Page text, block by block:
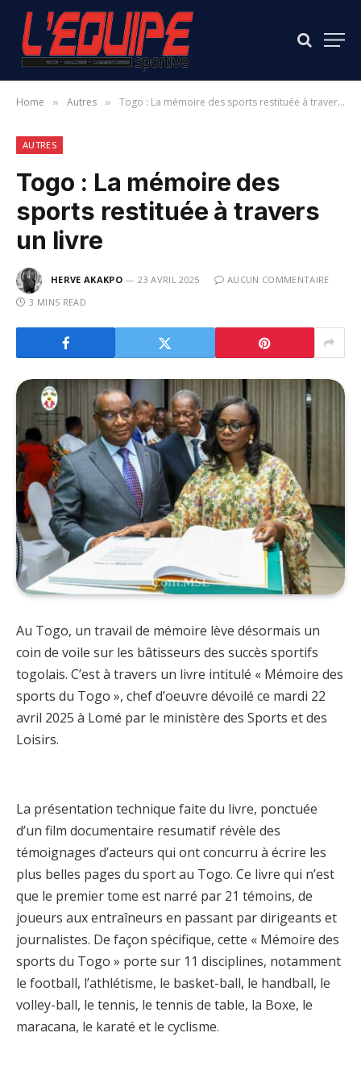
Home » Autres » Togo : La mémoire des sports restituée à travers un livre
AUTRES
Togo : La mémoire des
sports restituée à travers
un livre
HERVE AKAKPO 23 AVRIL 2025
AUCUN COMMENTAIRE
3 MINS READ
Au Togo, un travail de mémoire lève désormais un
coin de voile sur les bâtisseurs des succès sportifs
togolais. C’est à travers un livre intitulé « Mémoire des
sports du Togo », chef d’oeuvre dévoilé ce mardi 22
avril 2025 à Lomé par le ministère des Sports et des
Loisirs.
La présentation technique faite du livre, ponctuée
d’un film documentaire resumatif révèle des
témoignages d’acteurs qui ont concurru à écrire les
plus belles pages du sport au Togo. Ce livre qui n’est
que le premier tome est narré par 21 témoins, de
joueurs aux entraîneurs en passant par dirigeants et
journalistes. De façon spécifique, cette « Mémoire des
sports du Togo » porte sur 11 disciplines, notamment
le football, l’athlétisme, le basket-ball, le handball, le
volley-ball, le tennis, le tennis de table, la Boxe, le
maracana, le karaté et le cyclisme.